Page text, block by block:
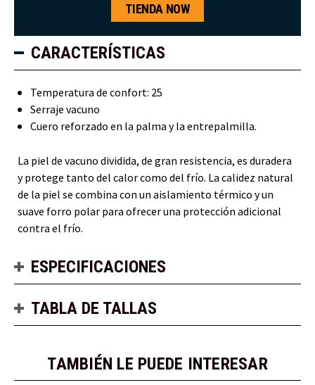
TIENDA NOW
CARACTERÍSTICAS
Temperatura de confort: 25
Serraje vacuno
Cuero reforzado en la palma y la entrepalmilla.
La piel de vacuno dividida, de gran resistencia, es duradera
y protege tanto del calor como del frío. La calidez natural
de la piel se combina con un aislamiento térmico y un
suave forro polar para ofrecer una protección adicional
contra el frío.
ESPECIFICACIONES
TABLA DE TALLAS
TAMBIÉN LE PUEDE INTERESAR